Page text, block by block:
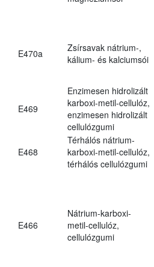
E470a
Zsírsavak nátrium-,
kálium- és kalciumsói
E469
Enzimesen hidrolizált
karboxi-metil-cellulóz,
enzimesen hidrolizált
cellulózgumi
E468
Térhálós nátrium-
karboxi-metil-cellulóz,
térhálós cellulózgumi
E466
Nátrium-karboxi-
metil-cellulóz,
cellulózgumi